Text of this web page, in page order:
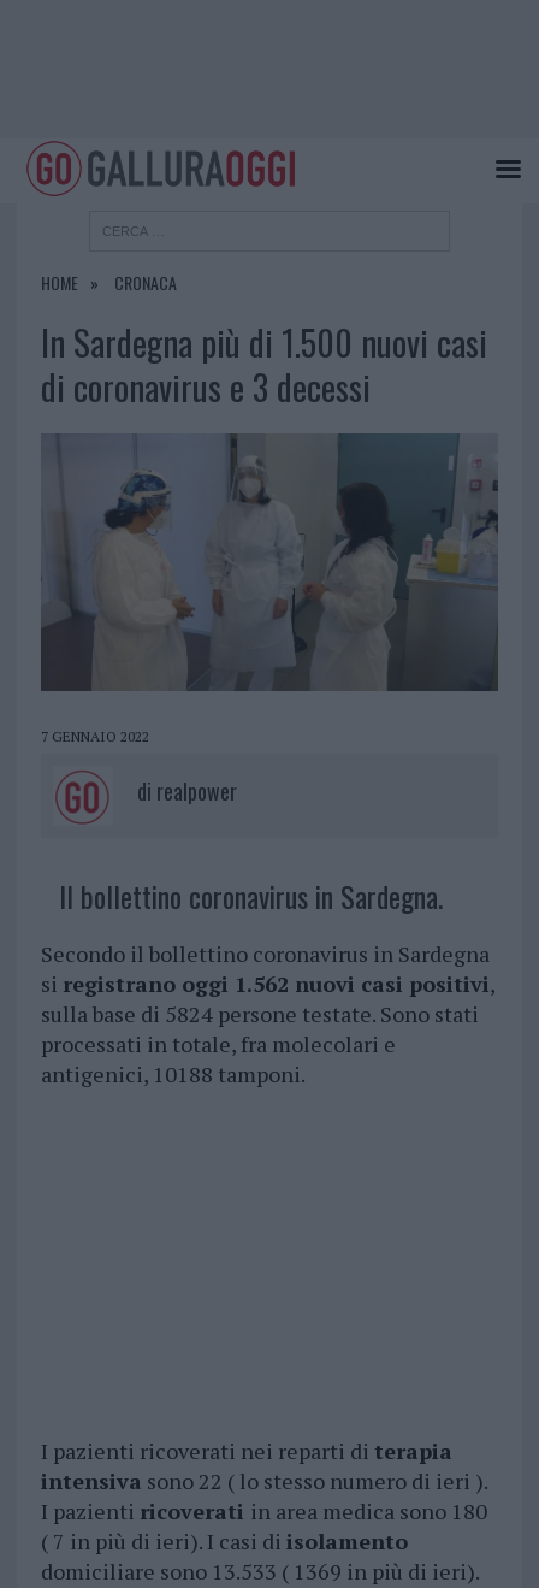
HOME CRONACA
In Sardegna più di 1.500 nuovi casi
di coronavirus e 3 decessi
7 GENNAIO 2022
di realpower
Il bollettino coronavirus in Sardegna.
Secondo il bollettino coronavirus in Sardegna
si registrano oggi 1.562 nuovi casi positivi,
sulla base di 5824 persone testate. Sono stati
processati in totale, fra molecolari e
antigenici, 10188 tamponi.
I pazienti ricoverati nei reparti di terapia
intensiva sono 22 ( lo stesso numero di ieri ).
I pazienti ricoverati in area medica sono 180
( 7 in più di ieri). I casi di isolamento
domiciliare sono 13.533 ( 1369 in più di ieri).